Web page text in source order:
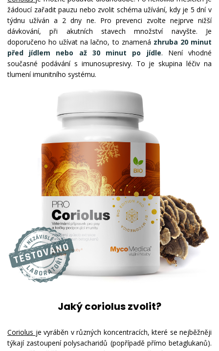
žádoucí zařadit pauzu nebo zvolit schéma užívání, kdy je 5 dní v
týdnu užíván a 2 dny ne. Pro prevenci zvolte nejprve nižší
dávkování, při akutních stavech množství navyšte. Je
doporučeno ho užívat na lačno, to znamená zhruba 20 minut
před jídlem nebo až 30 minut po jídle. Není vhodné
současné podávání s imunosupresivy. To je skupina léčiv na
tlumení imunitního systému.
Jaký coriolus zvolit?
Coriolus je vyráběn v různých koncentracích, které se nejběžněji
týkají zastoupení polysacharidů (popřípadě přímo betaglukanů).